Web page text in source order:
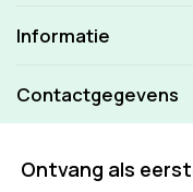
Informatie
Contactgegevens
Ontvang als